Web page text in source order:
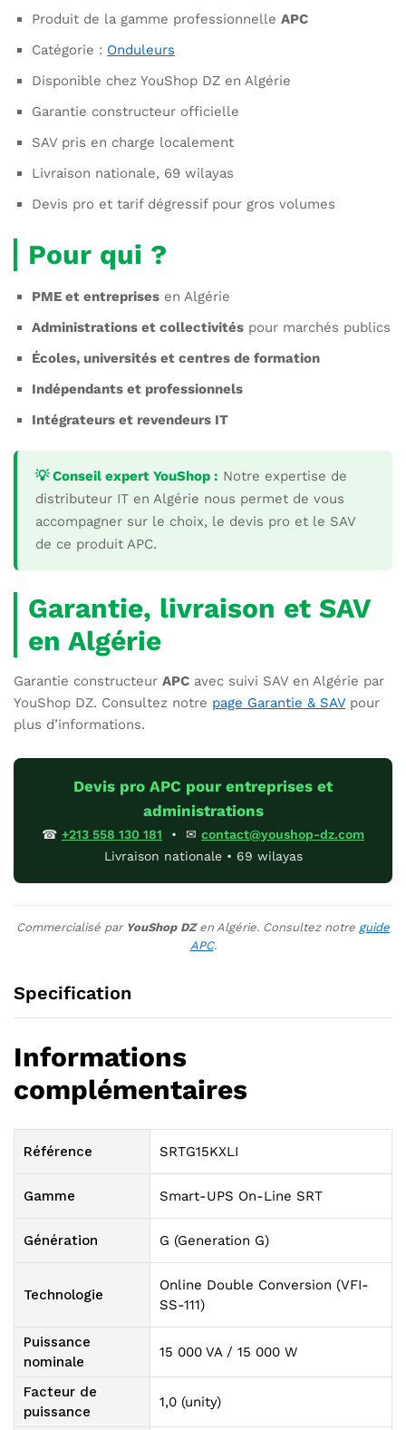
Produit de la gamme professionnelle APC
Catégorie : Onduleurs
Disponible chez YouShop DZ en Algérie
Garantie constructeur officielle
SAV pris en charge localement
Livraison nationale, 69 wilayas
Devis pro et tarif dégressif pour gros volumes
Pour qui ?
PME et entreprises en Algérie
Administrations et collectivités pour marchés publics
Écoles, universités et centres de formation
Indépendants et professionnels
Intégrateurs et revendeurs IT
💡 Conseil expert YouShop : Notre expertise de
distributeur IT en Algérie nous permet de vous
accompagner sur le choix, le devis pro et le SAV
de ce produit APC.
Garantie, livraison et SAV
en Algérie
Garantie constructeur APC avec suivi SAV en Algérie par
YouShop DZ. Consultez notre page Garantie & SAVpour
plus d’informations.
Devis pro APC pour entreprises et
administrations
☎ +213 558 130 181 • ✉ contact@youshop-dz.com
Livraison nationale • 69 wilayas
Commercialisé par YouShop DZen Algérie. Consultez notre guide
APC.
Specification
Informations
complémentaires
Référence SRTG15KXLI
Gamme Smart-UPS On-Line SRT
Génération G (Generation G)
Technologie
Online Double Conversion (VFI-
SS-111)
Puissance
nominale
15 000 VA / 15 000 W
Facteur de
puissance
1,0 (unity)